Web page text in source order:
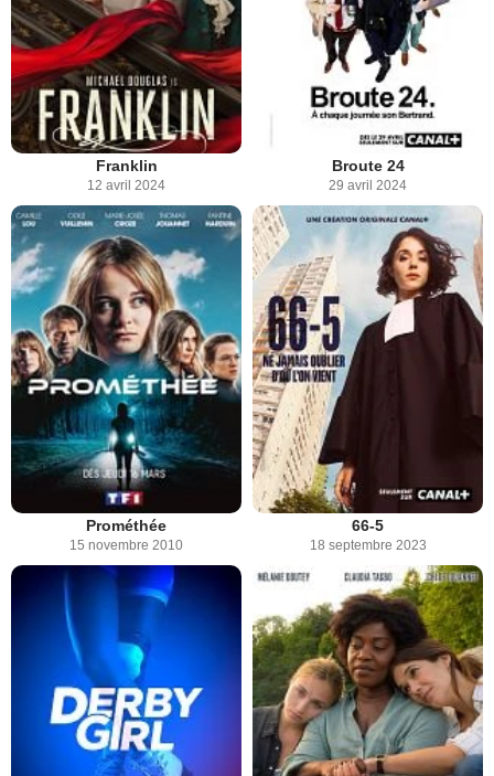
Franklin
12 avril 2024
Broute 24
29 avril 2024
Prométhée
15 novembre 2010
66-5
18 septembre 2023